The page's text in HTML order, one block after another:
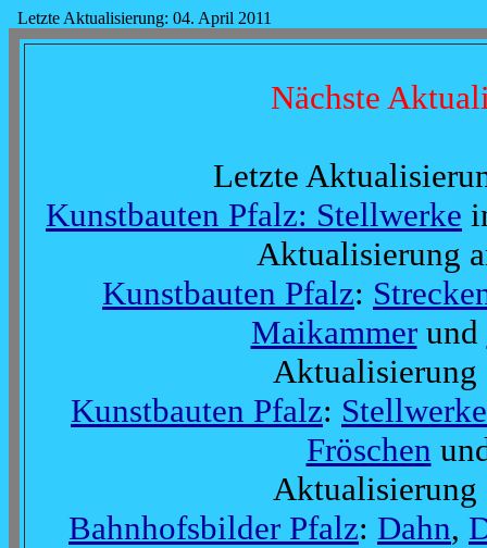
Letzte Aktualisierung: 04. April 2011
Nächste
Letzte
Kunstbauten Pfalz: Stellwerke
Aktualisierung
Kunstbauten Pfalz:
Maikammerund
Aktualisierung
Kunstbauten Pfalz: Stellwerke
Fröschen
Aktualisierung
Bahnhofsbilder Pfalz: Dahn,